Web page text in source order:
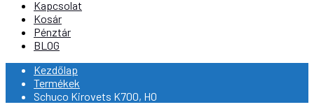
Kapcsolat
Kosár
Pénztár
BLOG
Kezdőlap
Termékek
Schuco Kirovets K700, H0